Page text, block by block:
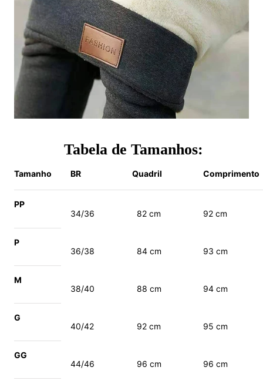
Tabela de Tamanhos:
Tamanho BR Quadril Comprimento
PP
34/36
82 cm 92 cm
P
36/38
84 cm 93 cm
M
38/40
88 cm 94 cm
G
40/42
92 cm 95 cm
GG
44/46
96 cm 96 cm